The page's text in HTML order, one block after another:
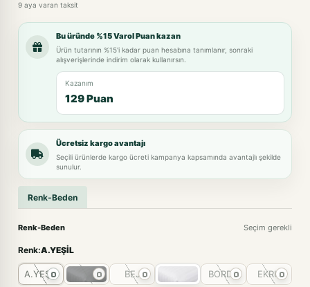
9 aya varan taksit
Bu üründe %15 Varol Puan kazan
Ürün tutarının %15'i kadar puan hesabına tanımlanır, sonraki
alışverişlerinde indirim olarak kullanırsın.
Kazanım
129 Puan
Ücretsiz kargo avantajı
Seçili ürünlerde kargo ücreti kampanya kapsamında avantajlı şekilde
sunulur.
Renk-Beden
Renk-Beden Seçim gerekli
Renk:A.YEŞİL
A.YEŞİL BEJ BORDO EKRU